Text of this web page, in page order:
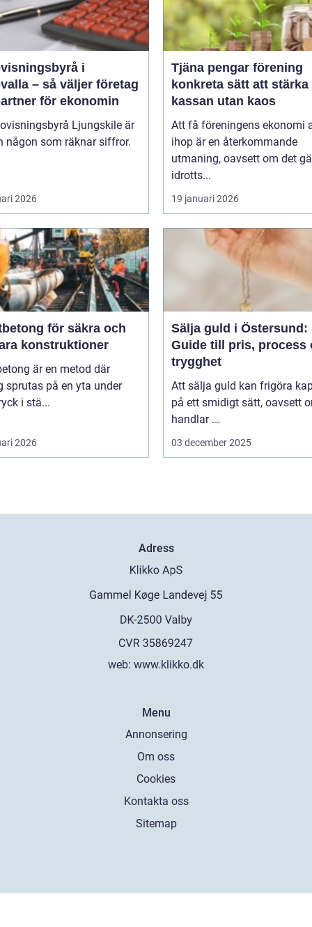
i
– så väljer företag
för ekonomin
Ljungskile är
någon som räknar siffror.
2026
Tjäna pengar förening
konkreta sätt att stärka
kassan utan kaos
Att få föreningens ekonomi
ihop är en återkommande
utmaning, oavsett om det
idrotts...
19 januari 2026
för säkra och
konstruktioner
är en metod där
sprutas på en yta under
i stä...
2026
Sälja guld i Östersund:
Guide till pris, process
trygghet
Att sälja guld kan frigöra
på ett smidigt sätt, oavsett
handlar ...
03 december 2025
Adress
web: www.klikko.dk
Menu
Annonsering
Om oss
Cookies
Kontakta oss
Sitemap